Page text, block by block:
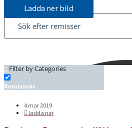
Ladda ner bild
Filter by Categories
Remissvar
Kontaktpersoner
4 mar 2019
ladda ner